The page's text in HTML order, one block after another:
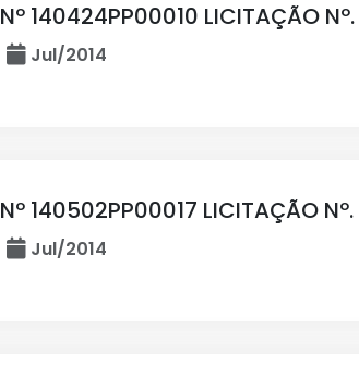
Nº 140424PP00010 LICITAÇÃO
Jul/2014
Nº 140502PP00017 LICITAÇÃO
Jul/2014